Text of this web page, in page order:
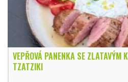
VEPŘOVÁ PANENKA SE ZLATAVÝM
TZATZIKI